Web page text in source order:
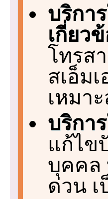
บริกา
เกี่ยว
โทรส
สเอ็ม
เหมา
บริกา
แก้ไข
บุคคล
ด่วน